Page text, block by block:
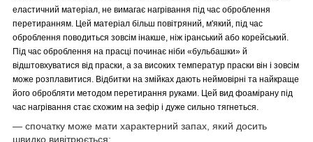
еластичний матеріал, не вимагає нагрівання під час оброблення
перетиранням. Цей матеріал більш повітряний, м'який, під час
оброблення поводиться зовсім інакше, ніж іранський або корейський.
Під час оброблення на прасці починає ніби «бульбашки» й
відштовхуватися від праски, а за високих температур праски він і зовсім
може розплавитися. Відбитки на змійках дають неймовірні та найкраще
його обробляти методом перетирання руками. Цей вид фоамірану під
час нагрівання стає схожим на зефір і дуже сильно тягнеться.
— спочатку може мати характерний запах, який досить
швидко вивітрюється;